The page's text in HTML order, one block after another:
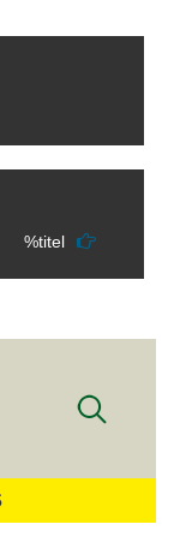
%titel